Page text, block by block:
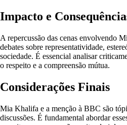
Impacto e
A repercussão das cenas envolvendo
debates sobre representatividade,
sociedade. É essencial analisar
o respeito e a compreensão mútua.
Considerações Finais
Mia Khalifa e a menção à BBC são
discussões. É fundamental abordar